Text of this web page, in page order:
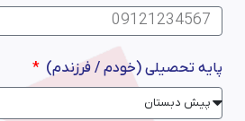
پایه تحصیلی (خودم / فرزندم)